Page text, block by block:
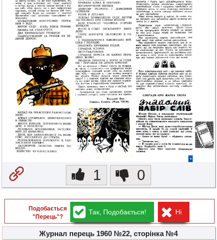
1 0
Подобається
"Перець"?
Так, Подобається! Ні
Журнал перець 1960 №22, сторінка №4